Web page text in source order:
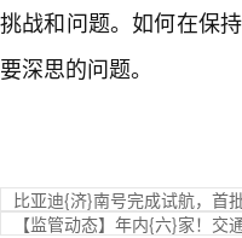
挑战和问题。如何在保
要深思的问题。
比亚迪{济}南号完成试航，首
【监管动态】年内{六}家！